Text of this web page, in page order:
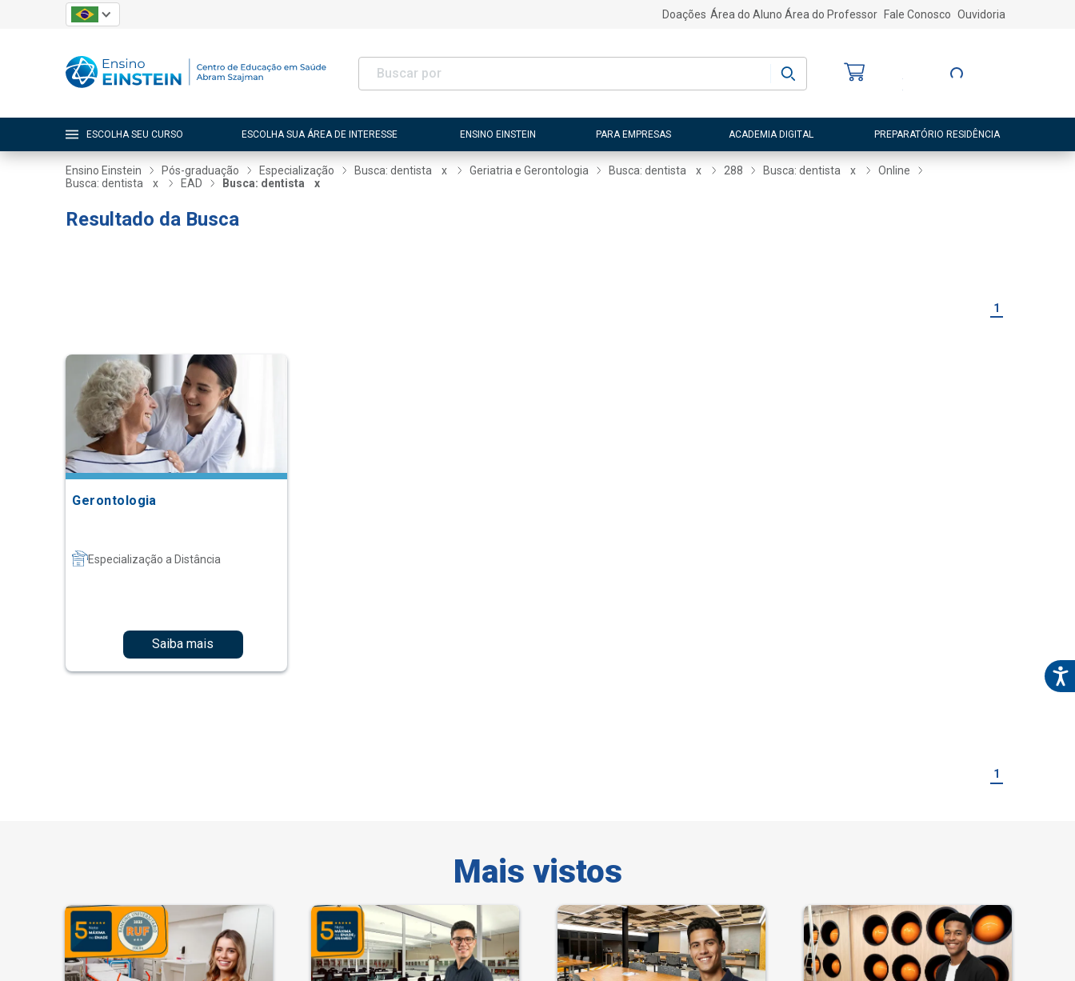
Doações Área do Aluno Área do Professor Fale Conosco Ouvidoria
Entre ou Cadastre-
ESCOLHA SEU CURSO ESCOLHA SUA ÁREA DE INTERESSE ENSINO EINSTEIN PARA EMPRESAS ACADEMIA DIGITAL PREPARATÓRIO RESIDÊNCIA
Ensino Einstein Pós-graduação Especialização Busca: dentista x Geriatria e Gerontologia Busca: dentista x 288 Busca: dentista x
Online
Busca: dentista
x EAD Busca: dentista x
Resultado da Busca
1
Gerontologia
Especialização a Distância
Saiba mais
1
Mais vistos